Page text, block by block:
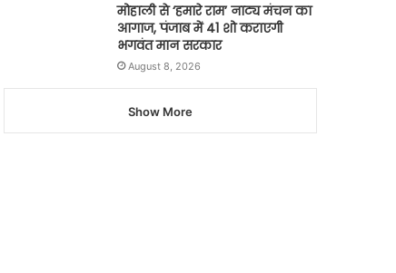
मोहाली से ‘हमारे राम’ नाट्य मंचन का
आगाज, पंजाब में 41 शो कराएगी
भगवंत मान सरकार
August 8, 2026
Show More